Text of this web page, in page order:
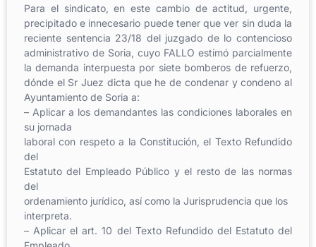
Para el sindicato, en este cambio de actitud, urgente,
precipitado e innecesario puede tener que ver sin duda la
reciente sentencia 23/18 del juzgado de lo contencioso
administrativo de Soria, cuyo FALLO estimó parcialmente
la demanda interpuesta por siete bomberos de refuerzo,
dónde el Sr Juez dicta que he de condenar y condeno al
Ayuntamiento de Soria a:
– Aplicar a los demandantes las condiciones laborales en
su jornada
laboral con respeto a la Constitución, el Texto Refundido
del
Estatuto del Empleado Público y el resto de las normas
del
ordenamiento jurídico, así como la Jurisprudencia que los
interpreta.
– Aplicar el art. 10 del Texto Refundido del Estatuto del